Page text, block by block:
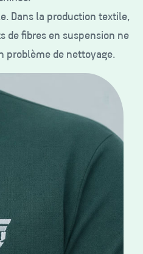
Dans la production textile,
de fibres en suspension ne
problème de nettoyage.